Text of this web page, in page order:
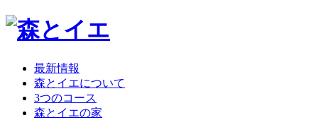
最新情報
森とイエについて
3つのコース
森とイエの家